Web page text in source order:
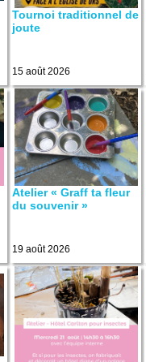
Tournoi traditionnel de
joute
15 août 2026
Atelier « Graff ta fleur
du souvenir »
19 août 2026